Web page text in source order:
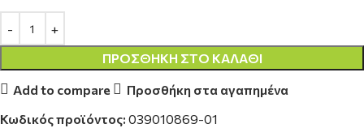
ΠΡΟΣΘΉΚΗ ΣΤΟ ΚΑΛΆΘΙ
Add to compare
Προσθήκη στα αγαπημένα
Κωδικός προϊόντος: 039010869-01